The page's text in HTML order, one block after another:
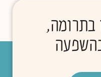
בתרומה,